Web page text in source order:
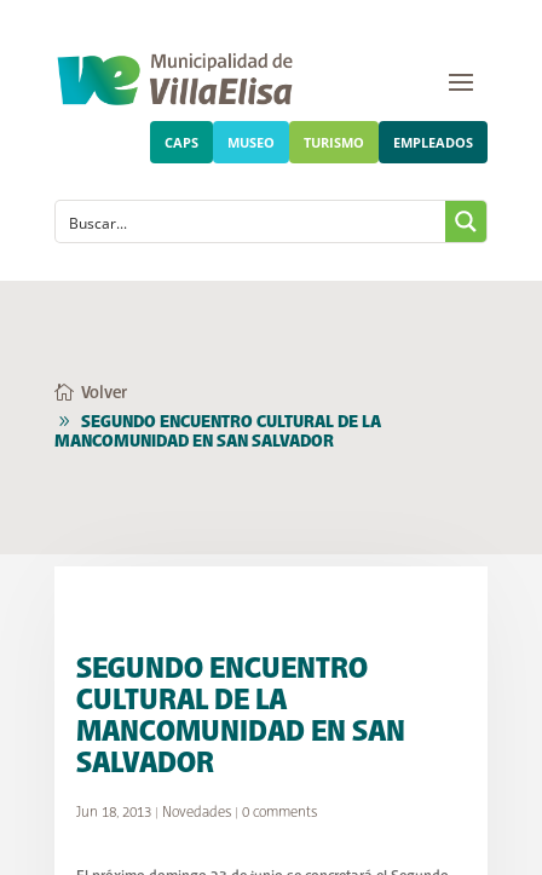
CAPS MUSEO TURISMO EMPLEADOS
Volver
SEGUNDO ENCUENTRO CULTURAL DE LA
MANCOMUNIDAD EN SAN SALVADOR
SEGUNDO ENCUENTRO
CULTURAL DE LA
MANCOMUNIDAD EN SAN
SALVADOR
Jun 18, 2013| Novedades| 0 comments